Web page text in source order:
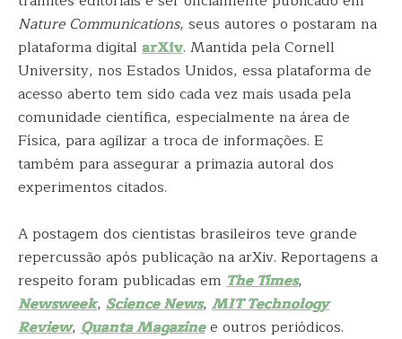
Nature Communications, seus autores o postaram na
plataforma digital arXiv. Mantida pela Cornell
University, nos Estados Unidos, essa plataforma de
acesso aberto tem sido cada vez mais usada pela
comunidade científica, especialmente na área de
Física, para agilizar a troca de informações. E
também para assegurar a primazia autoral dos
experimentos citados.
A postagem dos cientistas brasileiros teve grande
repercussão após publicação na arXiv. Reportagens a
respeito foram publicadas em The Times,
Newsweek, Science News, MIT Technology
Review, Quanta Magazinee outros periódicos.